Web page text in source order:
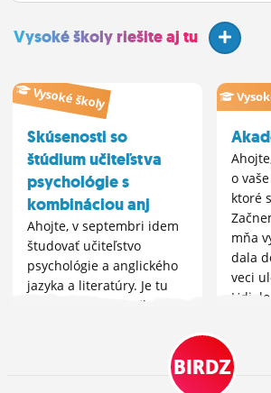
Vysoké školy riešite aj tu
Vysoké školy
Skúsenosti so
štúdium učiteľstva
psychológie s
kombináciou anj
Ahojte, v septembri idem
študovať učiteľstvo
psychológie a anglického
jazyka a literatúry. Je tu
niekto, kto tento odbor
učiteľoch alebo materiály.
o
ktoré
mňa
dala
veci
BIRDZ